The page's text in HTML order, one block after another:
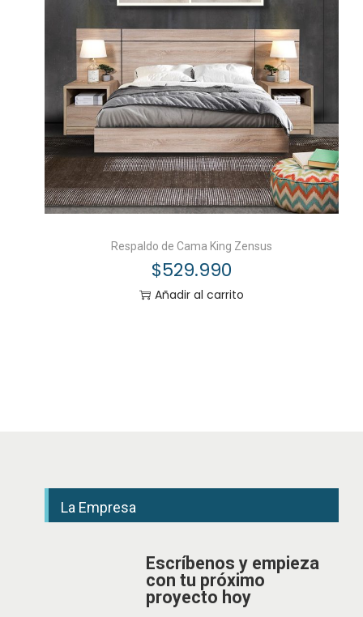
Respaldo de Cama King Zensus
$529.990
Añadir al carrito
La Empresa
Escríbenos y empieza
con tu próximo
proyecto hoy